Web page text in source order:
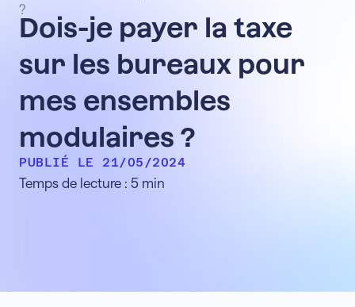
Dois-je payer la taxe
sur les bureaux pour
mes ensembles
modulaires ?
PUBLIÉ LE 21/05/2024
Temps de lecture : 5 min
?